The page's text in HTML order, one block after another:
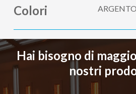
Colori
Hai bisogno di
nostri